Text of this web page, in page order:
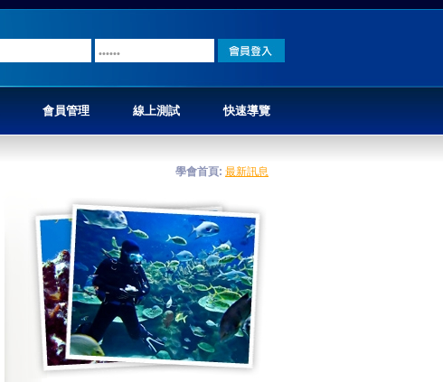
會員管理 線上測試 快速導覽
學會首頁: 最新訊息